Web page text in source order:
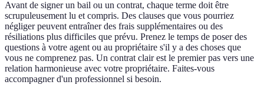
Avant de signer un bail ou un contrat, chaque terme doit être
scrupuleusement lu et compris. Des clauses que vous pourriez
négliger peuvent entraîner des frais supplémentaires ou des
résiliations plus difficiles que prévu. Prenez le temps de poser des
questions à votre agent ou au propriétaire s'il y a des choses que
vous ne comprenez pas. Un contrat clair est le premier pas vers une
relation harmonieuse avec votre propriétaire. Faites-vous
accompagner d'un professionnel si besoin.